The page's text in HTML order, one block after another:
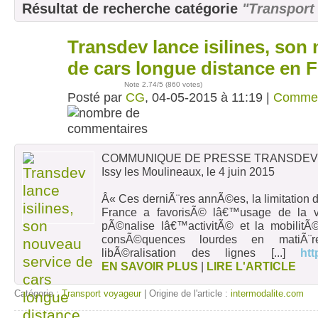
Résultat de recherche catégorie
Transdev lance isilines, son
de cars longue distance en
Note 2.74/5 (860 votes)
Posté par CG, 04-05-2015 à 11:19 |
COMMUNIQUE DE PRESSE TRANSDEV
Issy les Moulineaux, le 4 juin 2015
Â« Ces derniÃ¨res annÃ©es, la limitation
France a favorisÃ© lâ€™usage de la
pÃ©nalise lâ€™activitÃ© et la
consÃ©quences lourdes en
libÃ©ralisation des lignes [...]
EN SAVOIR PLUS | LIRE L'ARTICLE
Catégorie :Transport voyageur| Origine de l'article : intermodalite.com